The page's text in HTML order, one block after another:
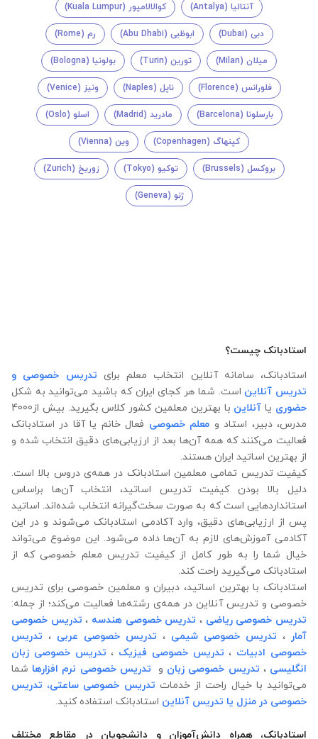
آنتالیا (Antalya) کوالالامپور (Kuala Lumpur)
دبی (Dubai) ابوظبی (Abu Dhabi) رم (Rome)
میلان (Milan) تورین (Turin) بولونیا (Bologna)
فلورانس (Florence) ناپل (Naples) ونیز (Venice)
بارسلونا (Barcelona) مادرید (Madrid) اسلو (Oslo)
کپنهاگ (Copenhagen) وین (Vienna)
بروکسل (Brussels) توکیو (Tokyo) زوریخ (Zurich)
ژنو (Geneva)
استادبانک چیست؟
استادبانک، سامانه آنلاین انتخاب معلم برای تدریس خصوصی و
تدریس آنلاین است. شما هر کجای ایران که باشید می‌توانید به شکل
حضوری یا آنلاین
با بهترین معلمین کشور کلاس بگیرید. بیش از4000
مدرس، دبیر، استاد و معلم خصوصی فعال خانم یا آقا در استادبانک
فعالیت می‌کنند که همه آن‌ها بعد از ارزیابی‌های دقیق انتخاب شده‌ و
از بهترین اساتید ایران هستند.
کیفیت تدریس تمامی معلمین استادبانک در همه‌ی دروس بالا است.
دلیل بالا بودن کیفیت تدریس اساتید، انتخاب آن‌ها براساس
استانداردهایی است که به صورت سخت‌گیرانه انتخاب شده‌اند. اساتید
پس از ارزیابی‌های دقیق، وارد آکادمی استادبانک می‌شوند و در این
آکادمی آموزش‌های لازم به آن‌ها داده می‌شود. این موضوع می‌تواند
خیال شما را به طور کامل از کیفیت تدریس معلم خصوصی که از
استادبانک می‌گیرید راحت کند.
استادبانک با بهترین اساتید، دبیران و معلمین خصوصی برای تدریس
خصوصی و تدریس آنلاین در همه‌ی رشته‌ها فعالیت می‌کند؛ از جمله:
تدریس خصوصی ریاضی ، تدریس خصوصی هندسه ، تدریس خصوصی
آمار ، تدریس خصوصی شیمی ، تدریس خصوصی عربی ، تدریس
خصوصی ادبیات ، تدریس خصوصی فیزیک ، تدریس خصوصی زبان
انگلیسی، تدریس خصوصی زبان و تدریس خصوصی نرم افزارها شما
می‌توانید با خیال راحت از خدمات تدریس خصوصی ساعتی، تدریس
خصوصی در منزل یا تدریس آنلاین استادبانک استفاده کنید.
استادبانک، همراه دانش‌آموزان و دانشجویان در مقاطع مختلف